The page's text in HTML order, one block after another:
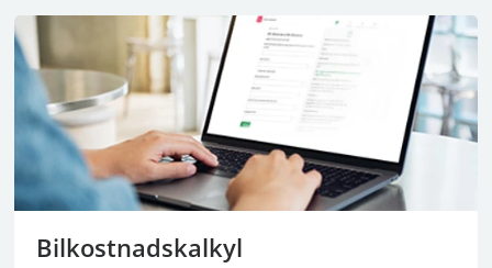
Bilkostnadskalkyl